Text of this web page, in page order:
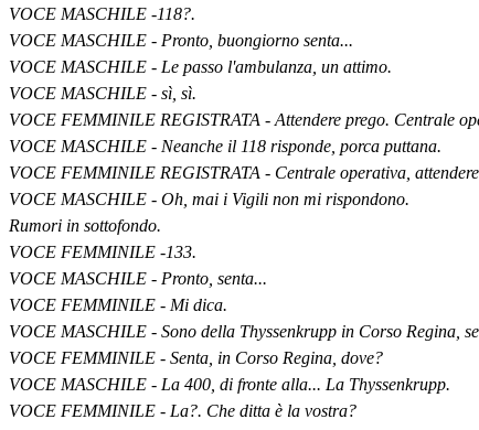
VOCE MASCHILE -118?.
VOCE MASCHILE - Pronto, buongiorno senta...
VOCE MASCHILE - Le passo l'ambulanza, un attimo.
VOCE MASCHILE - sì, sì.
VOCE FEMMINILE REGISTRATA - Attendere prego. Centrale
VOCE MASCHILE - Neanche il 118 risponde, porca puttana.
VOCE FEMMINILE REGISTRATA - Centrale operativa,
VOCE MASCHILE - Oh, mai i Vigili non mi rispondono.
Rumori in sottofondo.
VOCE FEMMINILE -133.
VOCE MASCHILE - Pronto, senta...
VOCE FEMMINILE - Mi dica.
VOCE MASCHILE - Sono della Thyssenkrupp in Corso Regina,
VOCE FEMMINILE - Senta, in Corso Regina, dove?
VOCE MASCHILE - La 400, di fronte alla... La Thyssenkrupp.
VOCE FEMMINILE - La?. Che ditta è la vostra?